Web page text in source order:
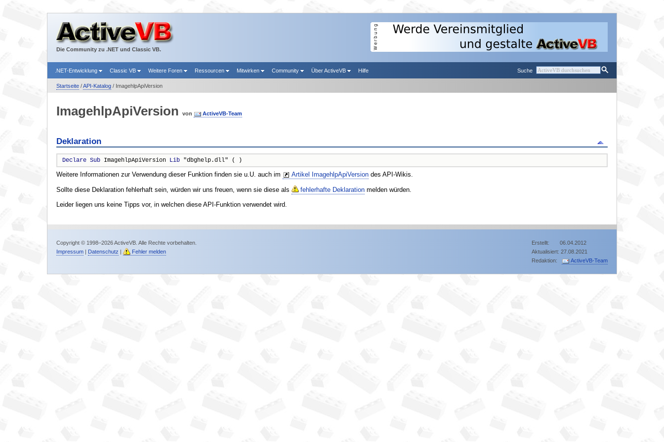
Die Community zu .NET und Classic VB.
Suche
.NET-Entwicklung Classic VB Weitere Foren Ressourcen Mitwirken Community Über ActiveVB Hilfe
Startseite/API-Katalog/ ImagehlpApiVersion
ImagehlpApiVersion von ActiveVB-Team
Deklaration
Declare Sub ImagehlpApiVersion Lib "dbghelp.dll" ( )
Weitere Informationen zur Verwendung dieser Funktion finden sie u.U. auch im Artikel ImagehlpApiVersiondes API-Wikis.
Sollte diese Deklaration fehlerhaft sein, würden wir uns freuen, wenn sie diese als fehlerhafte Deklarationmelden würden.
Leider liegen uns keine Tipps vor, in welchen diese API-Funktion verwendet wird.
Erstellt: 06.04.2012
Aktualisiert: 27.08.2021
Redaktion:
ActiveVB-Team
Copyright © 1998–2026 ActiveVB. Alle Rechte vorbehalten.
Impressum| Datenschutz Fehler melden